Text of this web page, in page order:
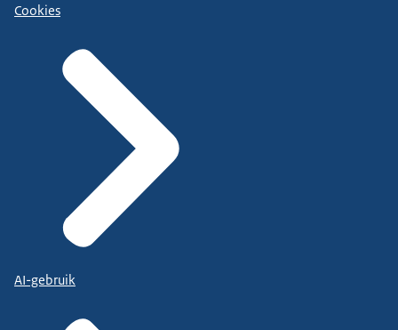
Cookies
AI-gebruik